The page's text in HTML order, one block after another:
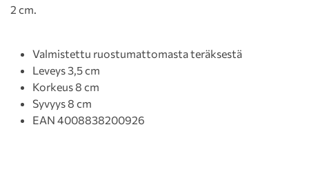
2 cm.
Valmistettu ruostumattomasta teräksestä
Leveys 3,5 cm
Korkeus 8 cm
Syvyys 8 cm
EAN 4008838200926